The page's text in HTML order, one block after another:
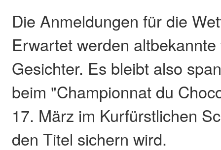
Die Anmeldungen für die
Erwartet werden
Gesichter. Es bleibt also
beim "Championnat du
17. März im Kurfürstlichen
den Titel sichern wird.